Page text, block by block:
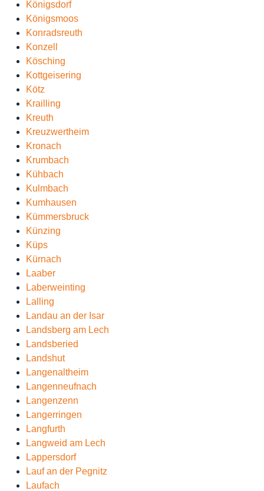
Königsdorf
Königsmoos
Konradsreuth
Konzell
Kösching
Kottgeisering
Kötz
Krailling
Kreuth
Kreuzwertheim
Kronach
Krumbach
Kühbach
Kulmbach
Kumhausen
Kümmersbruck
Künzing
Küps
Kürnach
Laaber
Laberweinting
Lalling
Landau an der Isar
Landsberg am Lech
Landsberied
Landshut
Langenaltheim
Langenneufnach
Langenzenn
Langerringen
Langfurth
Langweid am Lech
Lappersdorf
Lauf an der Pegnitz
Laufach